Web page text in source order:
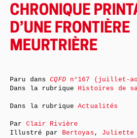
CHRONIQUE
D’UNE FRONTIÈRE
MEURTRIÈRE
Paru dansCQFDn°167 (juillet-
Dans la rubrique Histoires de
Dans la rubriqueActualités
Par Clair Rivière
Illustré par Bertoyas , Juliette